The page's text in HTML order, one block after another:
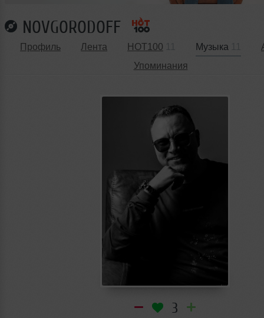
NOVGORODOFF
Профиль Лента HOT100 Музыка
Упоминания
3